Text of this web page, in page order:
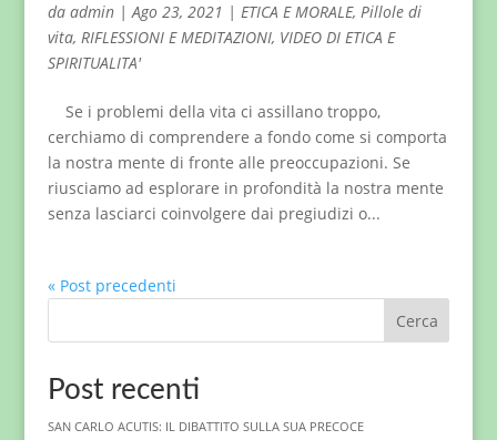
da admin|Ago 23, 2021 | ETICA E MORALE, Pillole di
vita, RIFLESSIONI E MEDITAZIONI, VIDEO DI ETICA E
SPIRITUALITA'
Se i problemi della vita ci assillano troppo,
cerchiamo di comprendere a fondo come si comporta
la nostra mente di fronte alle preoccupazioni. Se
riusciamo ad esplorare in profondità la nostra mente
senza lasciarci coinvolgere dai pregiudizi o...
« Post precedenti
Cerca
Post recenti
SAN CARLO ACUTIS: IL DIBATTITO SULLA SUA PRECOCE